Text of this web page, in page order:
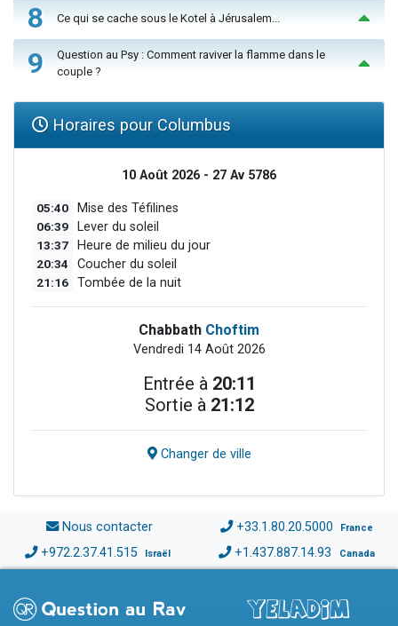
8 Ce qui se cache sous le Kotel à Jérusalem...
9
Question au Psy : Comment raviver la flamme dans le
couple ?
Horaires pour Columbus
10 Août 2026 - 27 Av 5786
05:40 Mise des Téfilines
06:39 Lever du soleil
13:37 Heure de milieu du jour
20:34 Coucher du soleil
21:16 Tombée de la nuit
Chabbath Choftim
Vendredi 14 Août 2026
Entrée à 20:11
Sortie à 21:12
Changer de ville
Nous contacter +33.1.80.20.5000 France
+972.2.37.41.515 Israël +1.437.887.14.93 Canada